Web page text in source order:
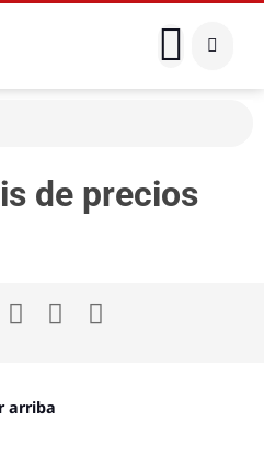
de precios
arriba